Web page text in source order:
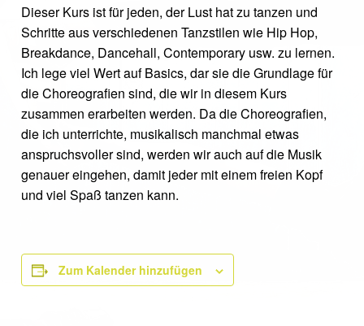
Dieser Kurs ist für jeden, der Lust hat zu tanzen und
Schritte aus verschiedenen Tanzstilen wie Hip Hop,
Breakdance, Dancehall, Contemporary usw. zu lernen.
Ich lege viel Wert auf Basics, dar sie die Grundlage für
die Choreografien sind, die wir in diesem Kurs
zusammen erarbeiten werden. Da die Choreografien,
die ich unterrichte, musikalisch manchmal etwas
anspruchsvoller sind, werden wir auch auf die Musik
genauer eingehen, damit jeder mit einem freien Kopf
und viel Spaß tanzen kann.
Zum Kalender hinzufügen